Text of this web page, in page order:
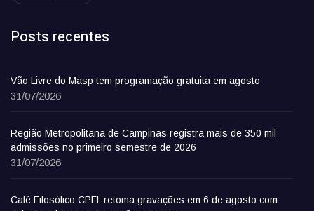
Posts recentes
Vão Livre do Masp tem programação gratuita em agosto
31/07/2026
Região Metropolitana de Campinas registra mais de 350 mil
admissões no primeiro semestre de 2026
31/07/2026
Café Filosófico CPFL retoma gravações em 6 de agosto com